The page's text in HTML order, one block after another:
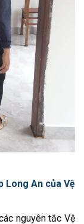
Long An của Vệ
nguyên tắc Vệ